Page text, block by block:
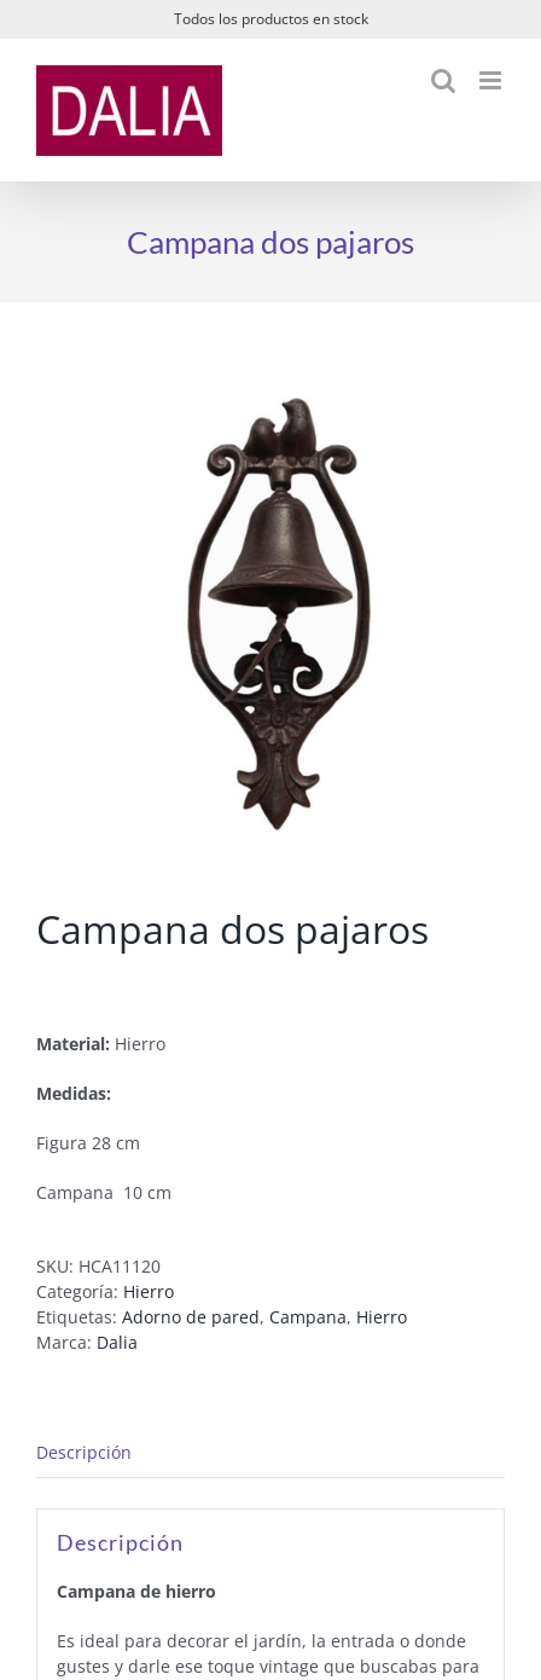
contenido
Todos los productos en stock
Campana dos pajaros
Campana dos pajaros
Material: Hierro
Medidas:
Figura 28 cm
Campana 10 cm
SKU: HCA11120
Categoría: Hierro
Etiquetas: Adorno de pared, Campana, Hierro
Marca: Dalia
Descripción
Descripción
Campana de hierro
Es ideal para decorar el jardín, la entrada o donde
gustes y darle ese toque vintage que buscabas para